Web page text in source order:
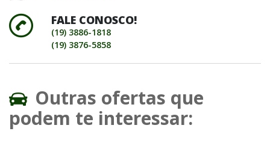
FALE CONOSCO!
(19) 3886-1818
(19) 3876-5858
Outras ofertas que
podem te interessar: